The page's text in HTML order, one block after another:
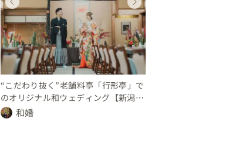
ウェディングフォト
新潟県
未公開
ウェディング
新潟県
100 〜 150 万円
ウェディングフォト
新潟県
未公開
ウェディング
新潟県
250 〜 300 万円
“こだわり抜く”老舗料亭「行形亭」で
のオリジナル和ウェディング【新潟
市】和婚